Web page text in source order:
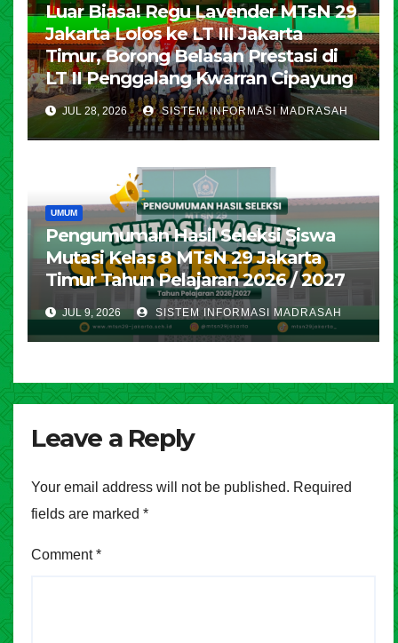
Luar Biasa! Regu Lavender MTsN 29
Jakarta Lolos ke LT III Jakarta
Timur, Borong Belasan Prestasi di
LT II Penggalang Kwarran Cipayung
JUL 28, 2026 SISTEM INFORMASI MADRASAH
UMUM
Pengumuman Hasil Seleksi Siswa
Mutasi Kelas 8 MTsN 29 Jakarta
Timur Tahun Pelajaran 2026 / 2027
JUL 9, 2026 SISTEM INFORMASI MADRASAH
Leave a Reply
Your email address will not be published. Required
fields are marked *
Comment*